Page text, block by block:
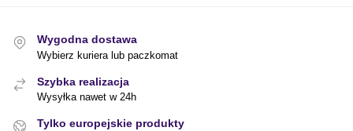
Wygodna dostawa
Wybierz kuriera lub paczkomat
Szybka realizacja
Wysyłka nawet w 24h
Tylko europejskie produkty